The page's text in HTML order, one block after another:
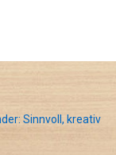
Sinnvoll, kreativ